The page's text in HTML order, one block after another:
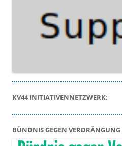
KV44 INITIATIVENNETZWERK:
BÜNDNIS GEGEN